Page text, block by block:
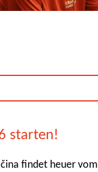
starten!
findet heuer